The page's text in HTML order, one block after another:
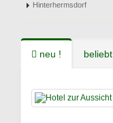
Hinterhermsdorf
neu ! beliebt